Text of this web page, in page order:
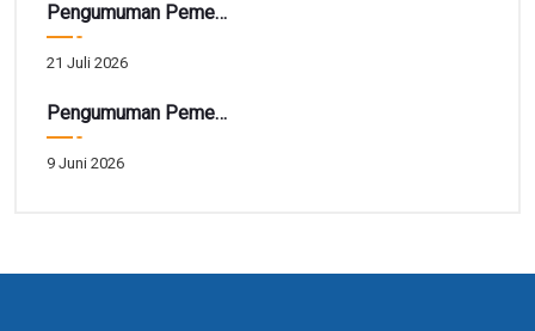
Pengumuman Pemenang Hadiah Utama Gebyar SIRELA Periode 28
21 Juli 2026
Pengumuman Pemenang Hadiah Tarbiah Akhir Periode 41
9 Juni 2026